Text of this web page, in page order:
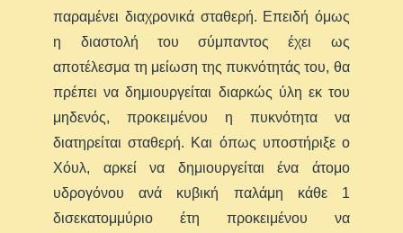
παραμένει διαχρονικά σταθερή. Επειδή όμως
η διαστολή του σύμπαντος έχει ως
αποτέλεσμα τη μείωση της πυκνότητάς του, θα
πρέπει να δημιουργείται διαρκώς ύλη εκ του
μηδενός, προκειμένου η πυκνότητα να
διατηρείται σταθερή. Και όπως υποστήριξε ο
Χόυλ, αρκεί να δημιουργείται ένα άτομο
υδρογόνου ανά κυβική παλάμη κάθε 1
δισεκατομμύριο έτη προκειμένου να